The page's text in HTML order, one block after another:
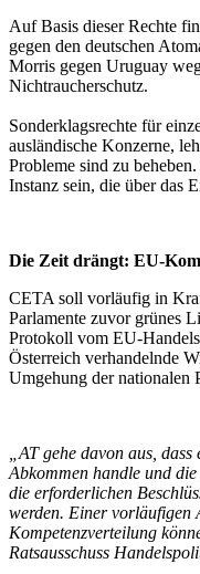
Auf Basis dieser Rechte
gegen den deutschen
Morris gegen Uruguay
Nichtraucherschutz.
Sonderklagsrechte für
ausländische Konzerne,
Probleme sind zu
Instanz sein, die über das
Die Zeit drängt: EU-
CETA soll vorläufig in
Parlamente zuvor grünes
Protokoll vom EU-
Österreich verhandelnde
Umgehung der nationalen
„AT gehe davon aus,
Abkommen handle und
die erforderlichen
werden. Einer vorläufigen
Kompetenzverteilung
Ratsausschuss